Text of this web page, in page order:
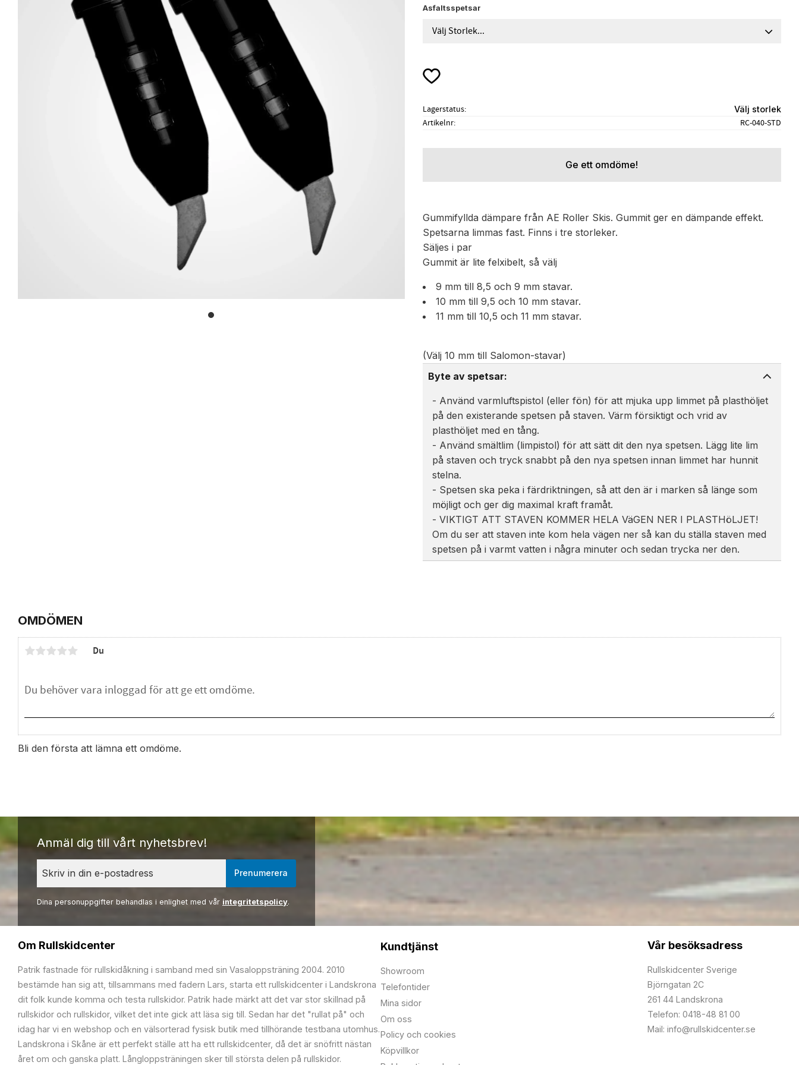
Asfaltsspetsar
Lägg till i favoriter
Lagerstatus Välj storlek
Artikelnr RC-040-STD
Ge ett omdöme!
Gummifyllda dämpare från AE Roller Skis. Gummit ger en dämpande effekt.
Spetsarna limmas fast. Finns i tre storleker.
Säljes i par
Gummit är lite felxibelt, så välj
9 mm till 8,5 och 9 mm stavar.
10 mm till 9,5 och 10 mm stavar.
11 mm till 10,5 och 11 mm stavar.
(Välj 10 mm till Salomon-stavar)
Byte av spetsar:
- Använd varmluftspistol (eller fön) för att mjuka upp limmet på plasthöljet
på den existerande spetsen på staven. Värm försiktigt och vrid av
plasthöljet med en tång.
- Använd smältlim (limpistol) för att sätt dit den nya spetsen. Lägg lite lim
på staven och tryck snabbt på den nya spetsen innan limmet har hunnit
stelna.
- Spetsen ska peka i färdriktningen, så att den är i marken så länge som
möjligt och ger dig maximal kraft framåt.
- VIKTIGT ATT STAVEN KOMMER HELA VäGEN NER I PLASTHöLJET!
Om du ser att staven inte kom hela vägen ner så kan du ställa staven med
spetsen på i varmt vatten i några minuter och sedan trycka ner den.
OMDÖMEN
Du
Bli den första att lämna ett omdöme.
Anmäl dig till vårt nyhetsbrev!
Prenumerera
Dina personuppgifter behandlas i enlighet med vår integritetspolicy.
Om Rullskidcenter
Patrik fastnade för rullskidåkning i samband med sin Vasaloppsträning 2004. 2010
bestämde han sig att, tillsammans med fadern Lars, starta ett rullskidcenter i Landskrona
dit folk kunde komma och testa rullskidor. Patrik hade märkt att det var stor skillnad på
rullskidor och rullskidor, vilket det inte gick att läsa sig till. Sedan har det "rullat på" och
idag har vi en webshop och en välsorterad fysisk butik med tillhörande testbana utomhus.
Landskrona i Skåne är ett perfekt ställe att ha ett rullskidcenter, då det är snöfritt nästan
året om och ganska platt. Långloppsträningen sker till största delen på rullskidor.
Kundtjänst
Showroom
Telefontider
Mina sidor
Om oss
Policy och cookies
Köpvillkor
Vår besöksadress
Rullskidcenter Sverige
Björngatan 2C
261 44 Landskrona
Telefon: 0418-48 81 00
Mail: info@rullskidcenter.se